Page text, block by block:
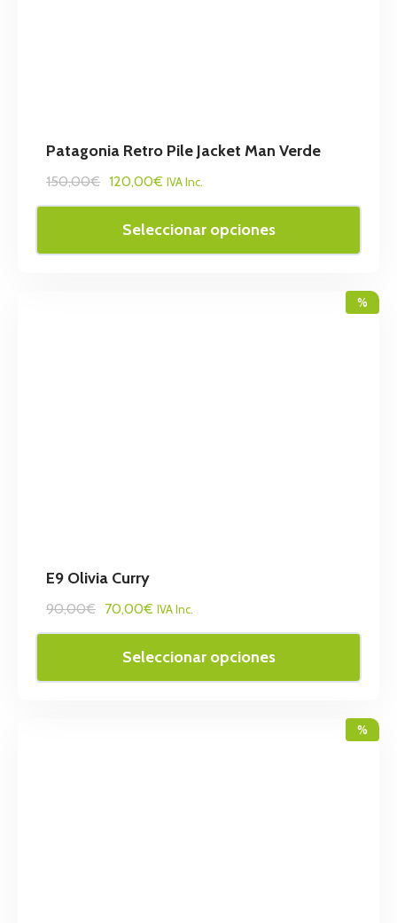
Patagonia Retro Pile Jacket Man Verde
150,00€ 120,00€ IVA Inc.
Seleccionar opciones
%
E9 Olivia Curry
90,00€ 70,00€ IVA Inc.
Seleccionar opciones
%